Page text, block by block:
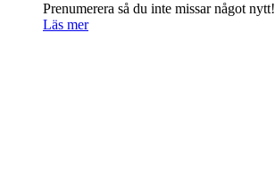
Prenumerera så du inte missar något nytt!
Läs mer